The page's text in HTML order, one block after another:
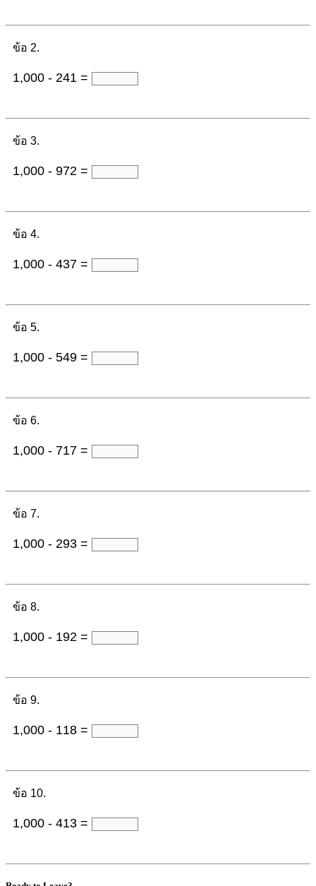
ข้อ 2.
1,000 - 241 =
ข้อ 3.
1,000 - 972 =
ข้อ 4.
1,000 - 437 =
ข้อ 5.
1,000 - 549 =
ข้อ 6.
1,000 - 717 =
ข้อ 7.
1,000 - 293 =
ข้อ 8.
1,000 - 192 =
ข้อ 9.
1,000 - 118 =
ข้อ 10.
1,000 - 413 =